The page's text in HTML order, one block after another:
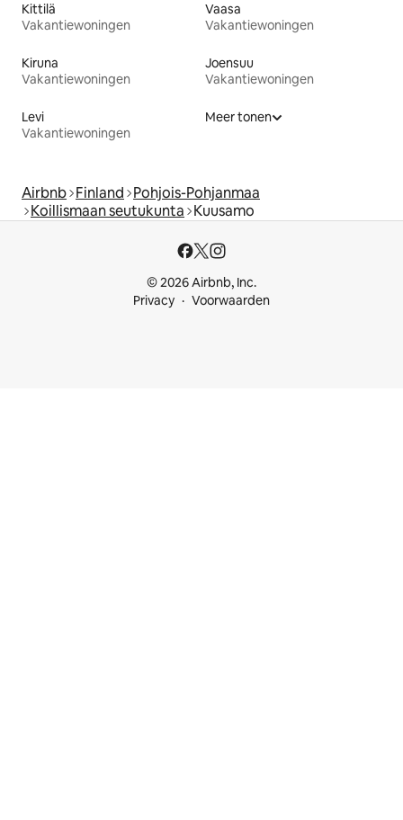
Kittilä
Vakantiewoningen
Vaasa
Vakantiewoningen
Kiruna
Vakantiewoningen
Joensuu
Vakantiewoningen
Levi
Vakantiewoningen
Meer tonen
Airbnb Finland Pohjois-Pohjanmaa
Koillismaan seutukunta Kuusamo
© 2026 Airbnb, Inc.
Privacy
Voorwaarden